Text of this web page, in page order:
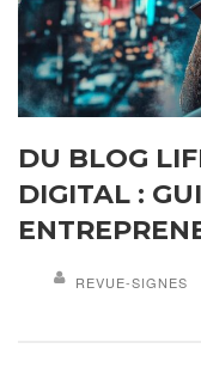
DU BLOG
DIGITAL :
REVUE-SIGNES